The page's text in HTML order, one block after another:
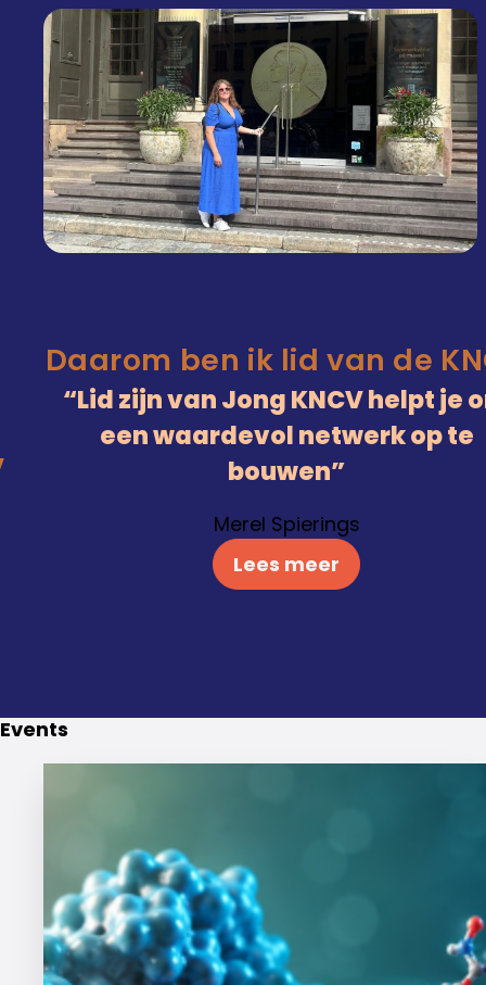
Daarom ben ik lid van de
Lid zijn van Jong KNCV helpt je
een waardevol netwerk op te
bouwen
Merel Spierings
Lees meer
Events